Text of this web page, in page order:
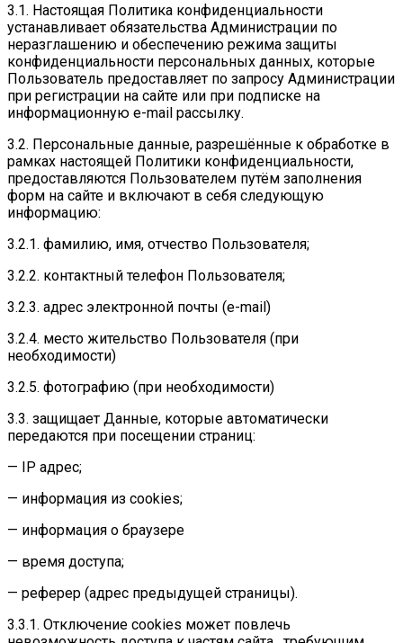
3.1. Настоящая Политика конфиденциальности
устанавливает обязательства Администрации по
неразглашению и обеспечению режима защиты
конфиденциальности персональных данных, которые
Пользователь предоставляет по запросу Администрации
при регистрации на сайте или при подписке на
информационную e-mail рассылку.
3.2. Персональные данные, разрешённые к обработке в
рамках настоящей Политики конфиденциальности,
предоставляются Пользователем путём заполнения
форм на сайте и включают в себя следующую
информацию:
3.2.1. фамилию, имя, отчество Пользователя;
3.2.2. контактный телефон Пользователя;
3.2.3. адрес электронной почты (e-mail)
3.2.4. место жительство Пользователя (при
необходимости)
3.2.5. фотографию (при необходимости)
3.3. защищает Данные, которые автоматически
передаются при посещении страниц:
— IP адрес;
— информация из cookies;
— информация о браузере
— время доступа;
— реферер (адрес предыдущей страницы).
3.3.1. Отключение cookies может повлечь